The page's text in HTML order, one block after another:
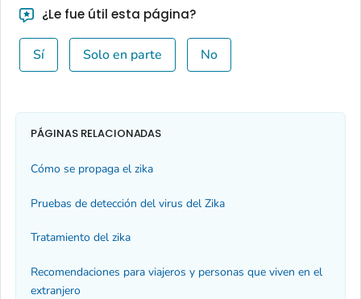
¿Le fue útil esta página?
Sí Solo en parte No
PÁGINAS RELACIONADAS
Cómo se propaga el zika
Pruebas de detección del virus del Zika
Tratamiento del zika
Recomendaciones para viajeros y personas que viven en el
extranjero